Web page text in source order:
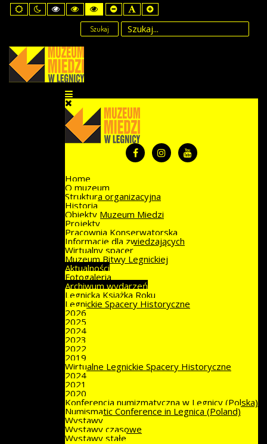
Default
mode
Night
mode
High
Contrast
mode
High
Contrast
Black
Yellow
mode
High
Contrast
Yellow
Black
mode
Set
Smaller
Font
Set
Default
Font
Set
Larger
Font
Szukaj
Home
O muzeum
Struktura organizacyjna
Historia
Obiekty Muzeum Miedzi
Projekty
Pracownia Konserwatorska
Informacje dla zwiedzających
Wirtualny spacer
Muzeum Bitwy Legnickiej
Aktualności
Fotogaleria
Archiwum wydarzeń
Legnicka Książka Roku
Legnickie Spacery Historyczne
2026
2025
2024
2023
2022
2019
Wirtualne Legnickie Spacery Historyczne
2024
2021
2020
Konferencja numizmatyczna w Legnicy (Polska)
Numismatic Conference in Legnica (Poland)
Wystawy
Wystawy czasowe
Wystawy stałe